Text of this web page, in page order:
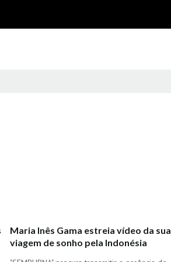
Maria Inês Gama estreia vídeo da sua
viagem de sonho pela Indonésia